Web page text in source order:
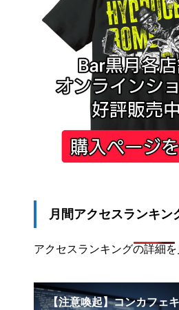
月間アクセスランキン
アクセスランキングの詳細を
【注意喚起】コンカフェ